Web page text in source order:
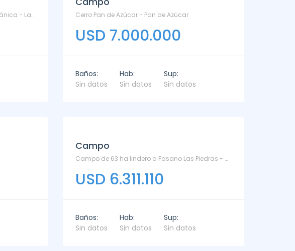
Rocha 386ha con 1700m de costa oceánica - La Coronilla Cerro Pan de Azúcar - Pan de Azúcar
USD 7.000.000
Baños:
Sin datos
Hab:
Sin datos
Sup:
Sin datos
Campo
Campo de 63 ha lindero a Fasano Las Piedras - Camino Eguzquiza
USD 6.311.110
Baños:
Sin datos
Hab:
Sin datos
Sup:
Sin datos